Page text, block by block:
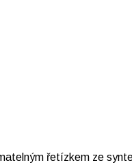
řetízkem ze